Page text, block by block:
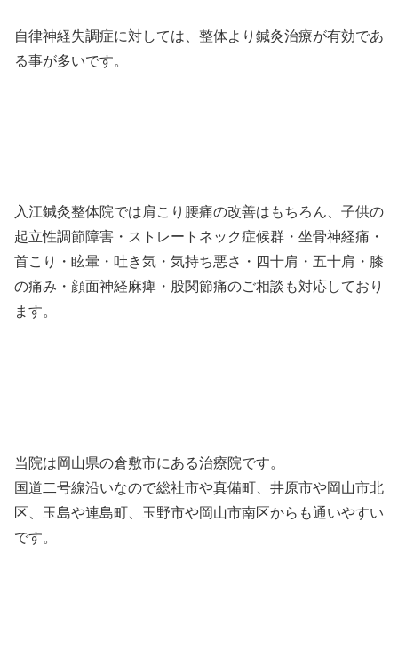
自律神経失調症に対しては、整体より鍼灸治療が有効であ
る事が多いです。
入江鍼灸整体院では肩こり腰痛の改善はもちろん、子供の
起立性調節障害・ストレートネック症候群・坐骨神経痛・
首こり・眩暈・吐き気・気持ち悪さ・四十肩・五十肩・膝
の痛み・顔面神経麻痺・股関節痛のご相談も対応しており
ます。
当院は岡山県の倉敷市にある治療院です。
国道二号線沿いなので総社市や真備町、井原市や岡山市北
区、玉島や連島町、玉野市や岡山市南区からも通いやすい
です。